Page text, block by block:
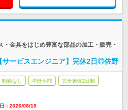
金具をはじめ豊富な部品の加工・販売・
サービスエンジニア】完休2日◎佐野
転勤なし 学歴不問 完全週休2日制
： 2026/08/10